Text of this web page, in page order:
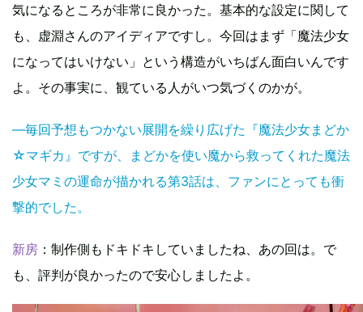
気になるところが非常に良かった。基本的な設定に関して
も、虚淵さんのアイディアですし。今回はまず「魔法少女
になってはいけない」という構造がいちばん面白いんです
よ。その事実に、観ている人がいつ気づくのかが。
―毎回予想もつかない展開を繰り広げた『魔法少女まどか
☆マギカ』ですが、まどかを使い魔から救ってくれた魔法
少女マミの運命が描かれる第3話は、ファンにとっても衝
撃的でした。
新房 ：制作側もドキドキしていましたね、あの回は。で
も、評判が良かったので安心しましたよ。